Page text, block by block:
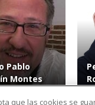
Pablo
Montes
que las cookies se